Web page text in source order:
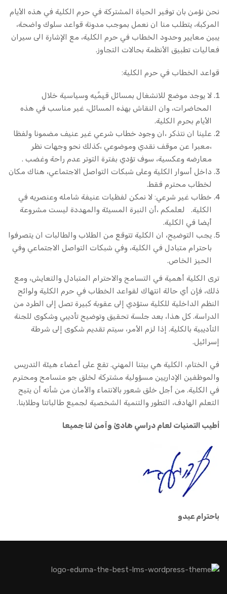
نحن نؤمن بان توفير الحياة المشتركة في حرم الكلية في هذه الأيام
المركبة، يتطلب منا ان نعمل بموجب مدونة قواعد سلوك واضحة،
يبين معايير وحدود الخطاب في حرم الكلية، مع الإشارة الى سيران
فعاليات تطبيق الأنظمة بحالات التجاوز.
قواعد الخطاب في حرم الكلية:
لا يوجد موضع للانشغال بمسائل قيِمَّيه وسياسية خلال
المحاضرات، وان النقاش بهذه المسائل، غير مناسب في هذه
الأيام بحرم الكلية.
علينا ان نتذكر ،ان وجود خطاب شرعي غير عنيف مضمونا ولفظا
،معبرا عن موقف نقدي وموضوعي ،كذلك نحو وجهات نظر
معارضه وعكسية، سوف تؤدي بفترة التوتر عدم راحة وغضب .
داخل أسوار الكلية وعلى شبكات التواصل الاجتماعي، هناك مكان
لخطاب محترم فقط.
خطاب غير شرعي: لا نمكن لفظيات عنيفة شامله وعنصريه في
الكلية. لعلمكم ،أن النبرة المسيئة والمهددة ليست مشروعة
أيضا في الكلية.
يجب التوضيح، ان الكلية تتوقع من الطلاب والطالبات ان يتصرفوا
باحترام متبادل في الكلية، وفي شبكات التواصل الاجتماعي وفي
الحيز الخاص.
ترى الكلية أهمية في التسامح والاحترام المتبادل والتعايش، ومع
ذلك، فإن أي حالة انتهاك لقواعد الخطاب في حرم الكلية ولوائح
النظم الداخلية للكلية ستؤدي إلى عقوبة كبيرة تصل إلى الطرد من
الدراسة. كل هذا، بعد جلسة تحقيق وتوضيح تأديبي وشكوى للجنة
التأديبية بالكلية. إذا لزم الأمر، سيتم تقديم شكوى إلى شرطة
إسرائيل.
في الختام، الكلية هي بيتنا المهني. تقع على أعضاء هيئة التدريس
والموظفين الإداريين مسؤولية مشتركة لخلق جو متسامح ومحترم
في الكلية. من أجل خلق شعور بالانتماء والأمان من شأنه أن يتيح
التعلم الهادف، التطور والتنمية الشخصية لجميع طالباتنا وطلابنا.
أطيب التمنيات لعام دراسي هادئ وآمن لنا جميعا
باحترام عيدو